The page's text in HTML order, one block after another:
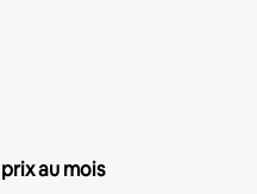
au mois